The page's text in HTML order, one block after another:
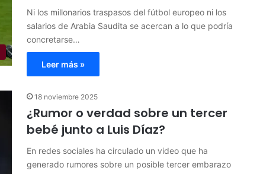
Ni los millonarios traspasos del fútbol europeo ni los
salarios de Arabia Saudita se acercan a lo que podría
concretarse…
Leer más »
18 noviembre 2025
¿Rumor o verdad sobre un tercer
bebé junto a Luis Díaz?
En redes sociales ha circulado un video que ha
generado rumores sobre un posible tercer embarazo